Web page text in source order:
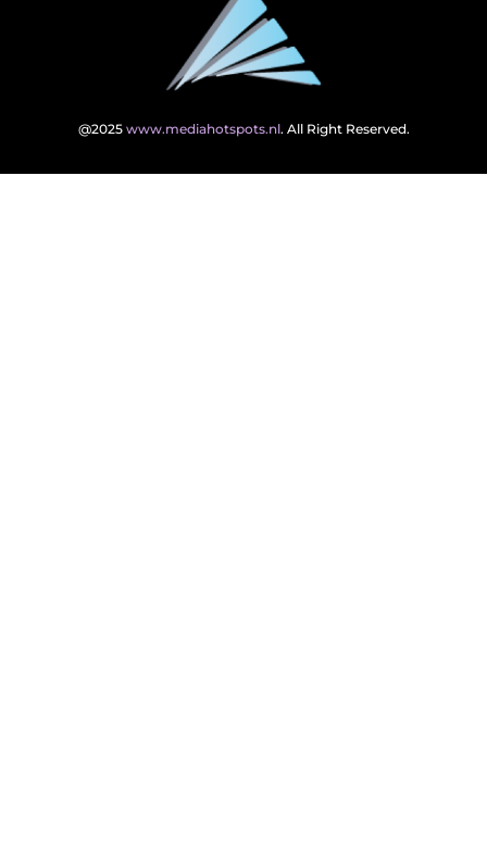
@2025 www.mediahotspots.nl. All Right Reserved.